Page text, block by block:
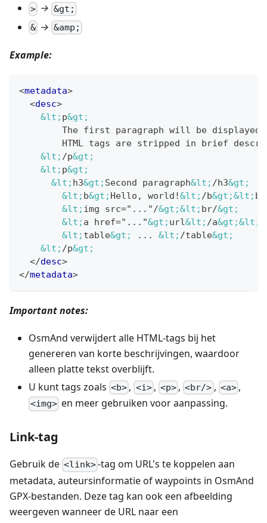
> → &gt;
& → &amp;
Example:
<metadata>
<desc>
&lt; p&gt;
The first paragraph will be
HTML tags are stripped in brief
&lt; /p&gt;
&lt; p&gt;
&lt; h3&gt; Second paragraph&lt; /h3&gt;
&lt; b&gt; Hello, world!&lt; /b&gt;&lt;
&lt; img src="..."/&gt;&lt; br/&gt;
&lt; a href="..."&gt; url&lt; /a&gt;&lt;
&lt; table&gt; ... &lt; /table&gt;
&lt; /p&gt;
</desc>
</metadata>
Important notes:
OsmAnd verwijdert alle HTML-tags bij het
genereren van korte beschrijvingen, waardoor
alleen platte tekst overblijft.
U kunt tags zoals <b> , <i>, <p> ,<br/>, <a>,
<img> en meer gebruiken voor aanpassing.
Link-tag
Gebruik de <link>-tag om URL's te koppelen aan
metadata, auteursinformatie of waypoints in OsmAnd
GPX-bestanden. Deze tag kan ook een afbeelding
weergeven wanneer de URL naar een